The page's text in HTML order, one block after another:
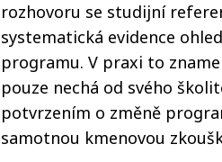
rozhovoru se studijní
systematická evidence
programu. V praxi to
pouze nechá od svého
potvrzením o změně
samotnou kmenovou